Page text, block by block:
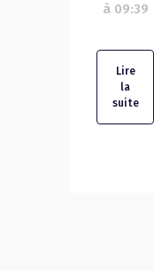
à 09:39
Lire
la
suite